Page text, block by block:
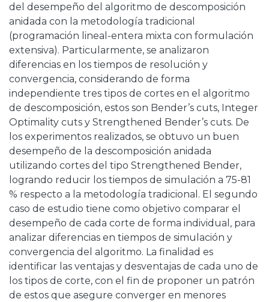
del desempeño del algoritmo de descomposición
anidada con la metodología tradicional
(programación lineal-entera mixta con formulación
extensiva). Particularmente, se analizaron
diferencias en los tiempos de resolución y
convergencia, considerando de forma
independiente tres tipos de cortes en el algoritmo
de descomposición, estos son Bender’s cuts, Integer
Optimality cuts y Strengthened Bender’s cuts. De
los experimentos realizados, se obtuvo un buen
desempeño de la descomposición anidada
utilizando cortes del tipo Strengthened Bender,
logrando reducir los tiempos de simulación a 75-81
% respecto a la metodología tradicional. El segundo
caso de estudio tiene como objetivo comparar el
desempeño de cada corte de forma individual, para
analizar diferencias en tiempos de simulación y
convergencia del algoritmo. La finalidad es
identificar las ventajas y desventajas de cada uno de
los tipos de corte, con el fin de proponer un patrón
de estos que asegure converger en menores